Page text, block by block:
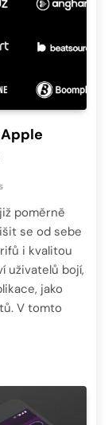
poměrně
se od sebe
i kvalitou
uživatelů bojí,
jako
V tomto